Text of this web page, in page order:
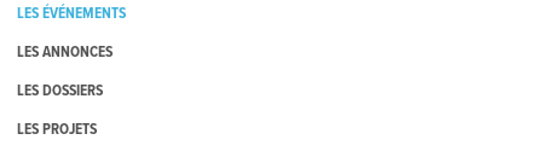
LES ÉVÉNEMENTS
LES ANNONCES
LES DOSSIERS
LES PROJETS